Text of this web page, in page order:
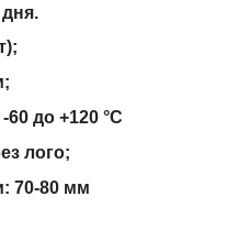
до +120 °C
лого;
70-80 мм